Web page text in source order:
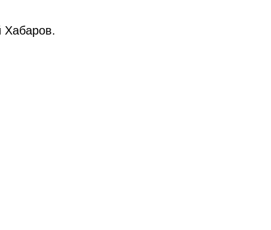
Хабаров.